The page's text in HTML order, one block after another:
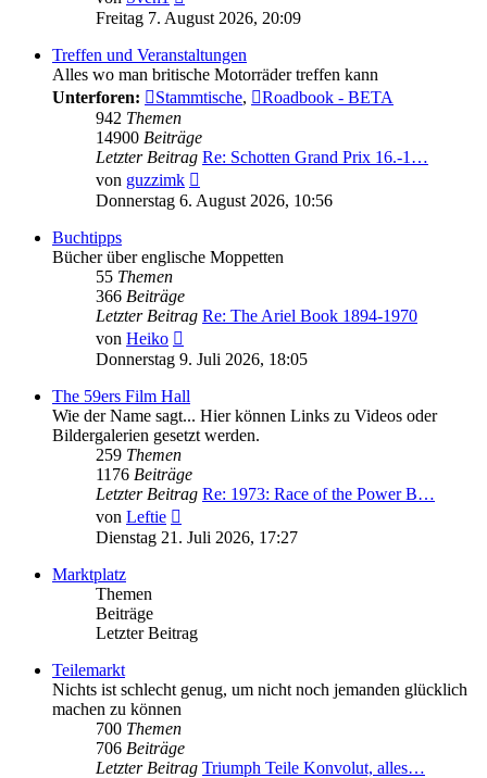
Beitrag
Freitag 7. August 2026, 20:09
Treffen und Veranstaltungen
Alles wo man britische Motorräder treffen kann
Unterforen:
Stammtische,
Roadbook - BETA
942 Themen
14900 Beiträge
Letzter Beitrag Re: Schotten Grand Prix 16.-1…
von guzzimk
Beitrag
Donnerstag 6. August 2026, 10:56
Buchtipps
Bücher über englische Moppetten
55 Themen
366 Beiträge
Letzter Beitrag Re: The Ariel Book 1894-1970
von Heiko
Beitrag
Donnerstag 9. Juli 2026, 18:05
The 59ers Film Hall
Wie der Name sagt... Hier können Links zu Videos oder
Bildergalerien gesetzt werden.
259 Themen
1176 Beiträge
Letzter Beitrag Re: 1973: Race of the Power B…
von Leftie
Beitrag
Dienstag 21. Juli 2026, 17:27
Marktplatz
Themen
Beiträge
Letzter Beitrag
Teilemarkt
Nichts ist schlecht genug, um nicht noch jemanden glücklich
machen zu können
700 Themen
706 Beiträge
Letzter Beitrag Triumph Teile Konvolut, alles…